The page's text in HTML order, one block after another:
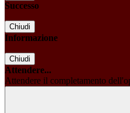
Successo
Chiudi
Informazione
Chiudi
Attendere...
Attendere il completamento